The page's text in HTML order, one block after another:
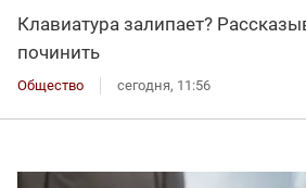
Клавиатура залипает?
починить
Общество сегодня, 11:56